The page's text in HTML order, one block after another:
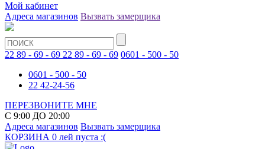
Мой кабинет
Адреса магазинов Вызвать замерщика
22 89 - 69 - 69 22 89 - 69 - 69 0601 - 500 - 50
0601 - 500 - 50
22 42-24-56
ПЕРЕЗВОНИТЕ МНЕ
С 9:00 ДО 20:00
Адреса магазинов Вызвать замерщика
КОРЗИНА 0 лей пуста :(